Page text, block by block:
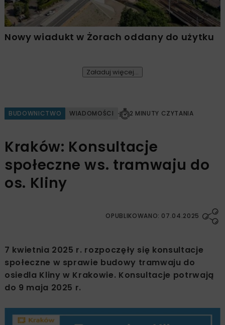
Nowy wiadukt w Żorach oddany do użytku
Załaduj więcej...
BUDOWNICTWO WIADOMOŚCI 2 MINUTY CZYTANIA
Kraków: Konsultacje
społeczne ws. tramwaju do
os. Kliny
OPUBLIKOWANO: 07.04.2025
7 kwietnia 2025 r. rozpoczęły się konsultacje
społeczne w sprawie budowy tramwaju do
osiedla Kliny w Krakowie. Konsultacje potrwają
do 9 maja 2025 r.